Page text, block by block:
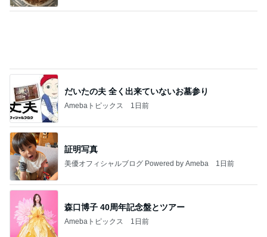
ガザル
だいたの夫 全く出来ていないお墓参り
Amebaトピックス 1日前
証明写真
美優オフィシャルブログ Powered by Ameba 1日前
森口博子 40周年記念盤とツアー
Amebaトピックス 1日前